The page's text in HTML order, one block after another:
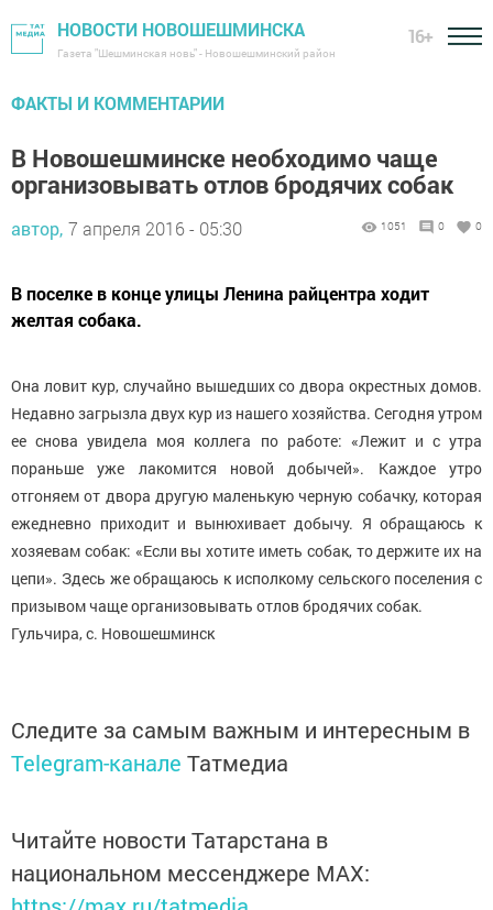
НОВОСТИ НОВОШЕШМИНСКА
Газета "Шешминская новь" - Новошешминский район
16+
ФАКТЫ И КОММЕНТАРИИ
В Новошешминске необходимо чаще
организовывать отлов бродячих собак
автор, 7 апреля 2016 - 05:30 1051 0 0
В поселке в конце улицы Ленина райцентра ходит
желтая собака.
Она ловит кур, случайно вышедших со двора окрестных домов.
Недавно загрызла двух кур из нашего хозяйства. Сегодня утром
ее снова увидела моя коллега по работе: «Лежит и с утра
пораньше уже лакомится новой добычей». Каждое утро
отгоняем от двора другую маленькую черную собачку, которая
ежедневно приходит и вынюхивает добычу. Я обращаюсь к
хозяевам собак: «Если вы хотите иметь собак, то держите их на
цепи». Здесь же обращаюсь к исполкому сельского поселения с
призывом чаще организовывать отлов бродячих собак.
Гульчира, с. Новошешминск
Следите за самым важным и интересным в
Telegram-канале Татмедиа
Читайте новости Татарстана в
национальном мессенджере MАХ: